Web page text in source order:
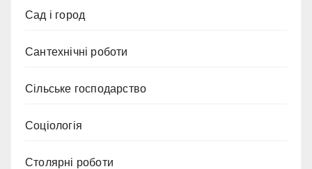
Сад і город
Сантехнічні роботи
Сільське господарство
Соціологія
Столярні роботи